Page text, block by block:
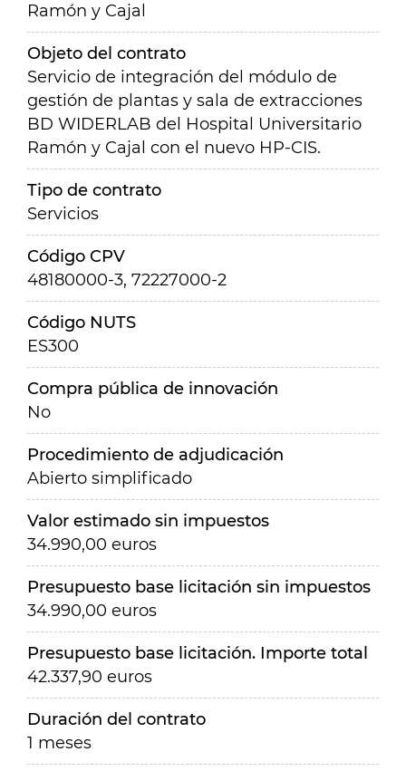
Ramón y Cajal
Objeto del contrato
Servicio de integración del módulo de
gestión de plantas y sala de extracciones
BD WIDERLAB del Hospital Universitario
Ramón y Cajal con el nuevo HP-CIS.
Tipo de contrato
Servicios
Código CPV
48180000-3, 72227000-2
Código NUTS
ES300
Compra pública de innovación
No
Procedimiento de adjudicación
Abierto simplificado
Valor estimado sin impuestos
34.990,00 euros
Presupuesto base licitación sin impuestos
34.990,00 euros
Presupuesto base licitación. Importe total
42.337,90 euros
Duración del contrato
1 meses